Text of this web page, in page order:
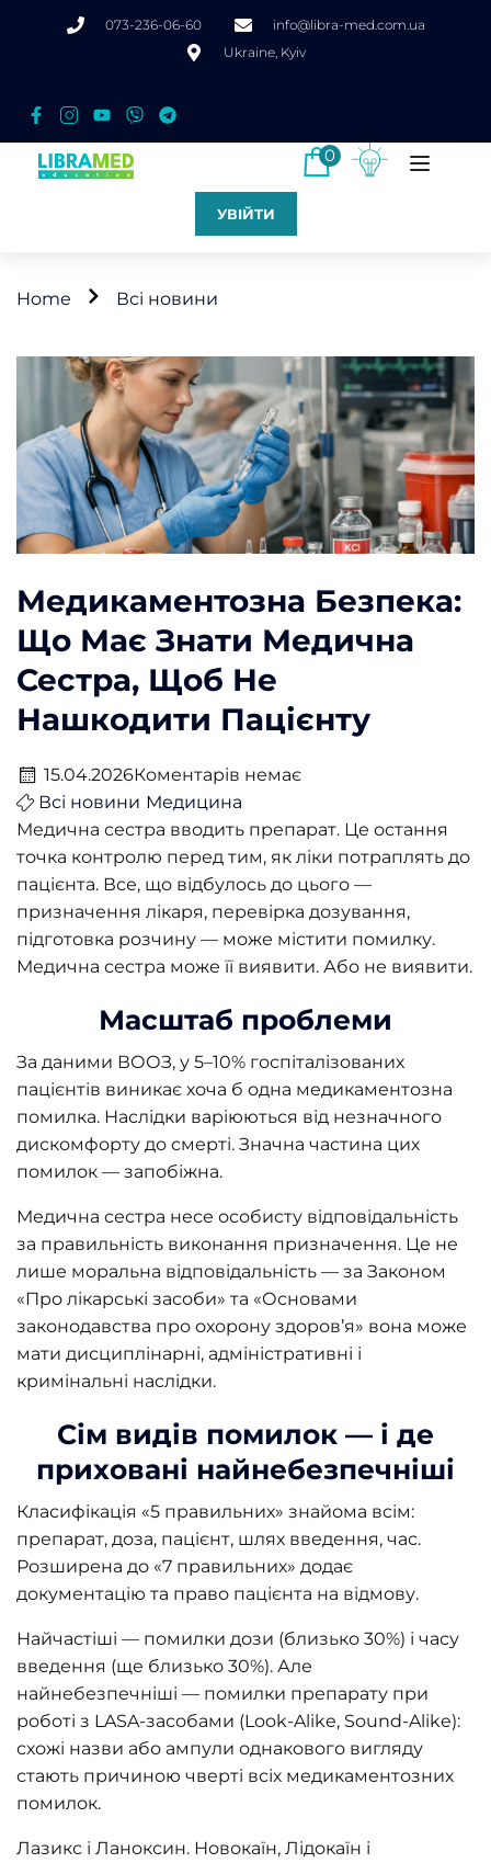
073-236-06-60
info@libra-med.com.ua
Ukraine, Kyiv
0
УВІЙТИ
Home Всі новини
Медикаментозна Безпека:
Що Має Знати Медична
Сестра, Щоб Не
Нашкодити Пацієнту
15.04.2026Коментарів немає
Всі новини Медицина
Медична сестра вводить препарат. Це остання
точка контролю перед тим, як ліки потраплять до
пацієнта. Все, що відбулось до цього —
призначення лікаря, перевірка дозування,
підготовка розчину — може містити помилку.
Медична сестра може її виявити. Або не виявити.
Масштаб проблеми
За даними ВООЗ, у 5–10% госпіталізованих
пацієнтів виникає хоча б одна медикаментозна
помилка. Наслідки варіюються від незначного
дискомфорту до смерті. Значна частина цих
помилок — запобіжна.
Медична сестра несе особисту відповідальність
за правильність виконання призначення. Це не
лише моральна відповідальність — за Законом
«Про лікарські засоби» та «Основами
законодавства про охорону здоров’я» вона може
мати дисциплінарні, адміністративні і
кримінальні наслідки.
Сім видів помилок — і де
приховані найнебезпечніші
Класифікація «5 правильних» знайома всім:
препарат, доза, пацієнт, шлях введення, час.
Розширена до «7 правильних» додає
документацію та право пацієнта на відмову.
Найчастіші — помилки дози (близько 30%) і часу
введення (ще близько 30%). Але
найнебезпечніші — помилки препарату при
роботі з LASA-засобами (Look-Alike, Sound-Alike):
схожі назви або ампули однакового вигляду
стають причиною чверті всіх медикаментозних
помилок.
Лазикс і Ланоксин. Новокаїн, Лідокаїн і